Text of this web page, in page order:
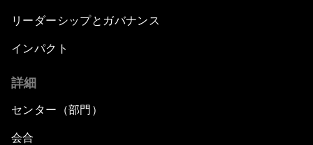
リーダーシップとガバナンス
インパクト
詳細
センター（部門）
会合